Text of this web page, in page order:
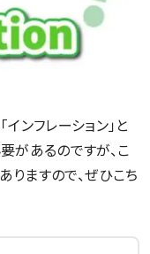
インフレーション」と
があるのですが、こ
りますので、ぜひこち